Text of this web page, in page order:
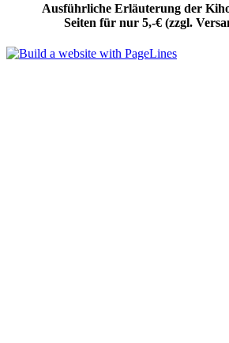
Ausführliche Erläuterung der
Seiten für nur 5,-€ (zzgl.